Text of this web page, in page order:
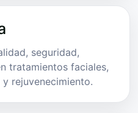
seguridad,
tratamientos faciales,
rejuvenecimiento.